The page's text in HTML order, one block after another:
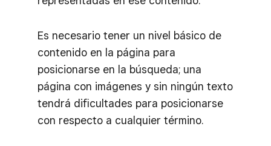
Es necesario tener un nivel básico de
contenido en la página para
posicionarse en la búsqueda; una
página con imágenes y sin ningún texto
tendrá dificultades para posicionarse
con respecto a cualquier término.